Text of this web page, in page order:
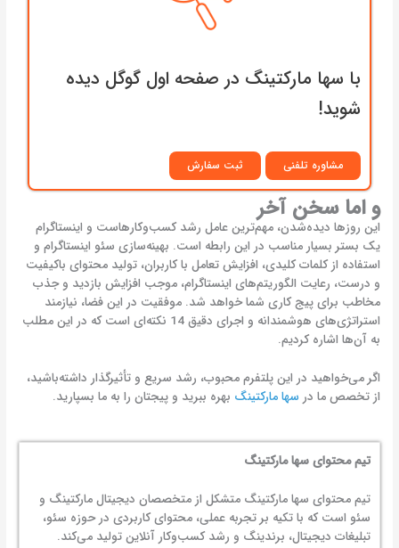
با سها مارکتینگ در صفحه اول گوگل دیده
شوید!
مشاوره تلفنی ثبت سفارش
و اما سخن آخر
این روزها دیده‌شدن، مهم‌ترین عامل رشد کسب‌وکارهاست و اینستاگرام
یک بستر بسیار مناسب در این رابطه است. بهینه‌سازی سئو اینستاگرام و
استفاده از کلمات کلیدی، افزایش تعامل با کاربران، تولید محتوای باکیفیت
و درست، رعایت الگوریتم‌های اینستاگرام، موجب افزایش بازدید و جذب
مخاطب برای پیج کاری شما خواهد شد. موفقیت در این فضا، نیازمند
استراتژی‌های هوشمندانه و اجرای دقیق 14 نکته‌ای است که در این مطلب
به آن‌ها اشاره کردیم.
اگر می‌خواهید در این پلتفرم محبوب، رشد سریع و تأثیرگذار داشته‌باشید،
از تخصص ما در سها مارکتینگ بهره ببرید و پیجتان را به ما بسپارید.
تیم محتوای سها مارکتینگ
تیم محتوای سها مارکتینگ متشکل از متخصصان دیجیتال مارکتینگ و
سئو است که با تکیه بر تجربه عملی، محتوای کاربردی در حوزه سئو،
تبلیغات دیجیتال، برندینگ و رشد کسب‌وکار آنلاین تولید می‌کند.